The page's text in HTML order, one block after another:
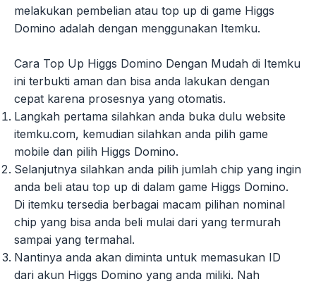
melakukan pembelian atau top up di game Higgs
Domino adalah dengan menggunakan Itemku.
Cara Top Up Higgs Domino Dengan Mudah di Itemku
ini terbukti aman dan bisa anda lakukan dengan
cepat karena prosesnya yang otomatis.
Langkah pertama silahkan anda buka dulu website
itemku.com, kemudian silahkan anda pilih game
mobile dan pilih Higgs Domino.
Selanjutnya silahkan anda pilih jumlah chip yang ingin
anda beli atau top up di dalam game Higgs Domino.
Di itemku tersedia berbagai macam pilihan nominal
chip yang bisa anda beli mulai dari yang termurah
sampai yang termahal.
Nantinya anda akan diminta untuk memasukan ID
dari akun Higgs Domino yang anda miliki. Nah